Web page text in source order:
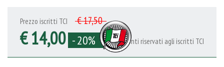
Prezzo iscritti TCI € 17,50
€ 14,00 - 20% Sconti riservati agli iscritti TCI